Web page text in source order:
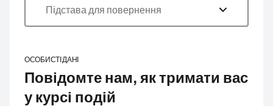
Підстава для повернення
ОСОБИСТІ ДАНІ
Повідомте нам, як тримати вас
у курсі подій